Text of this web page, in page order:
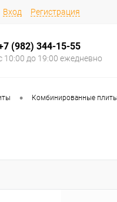
Вход Регистрация
(982) 344-15-55
10:00 до 19:00 ежедневно
• Комбинированные плиты